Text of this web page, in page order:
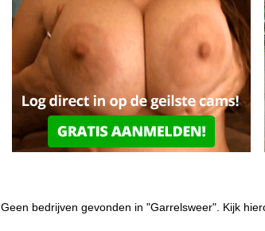
Geen bedrijven gevonden in "Garrelsweer". Kijk